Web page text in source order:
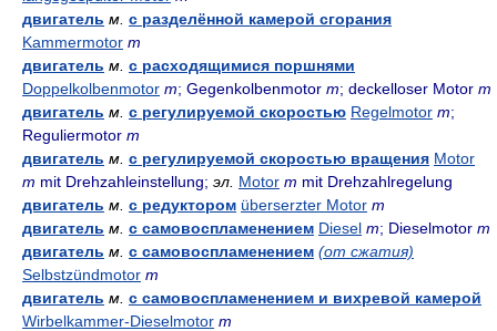
двигатель м. с разделённой камерой сгорания
Kammermotor m
двигатель м. с расходящимися поршнями
Doppelkolbenmotor m; Gegenkolbenmotor m; deckelloser Motor m
двигатель м. с регулируемой скоростью Regelmotor m;
Reguliermotor m
двигатель м. с регулируемой скоростью вращения Motor
m mit Drehzahleinstellung; эл. Motor m mit Drehzahlregelung
двигатель м. с редуктором überserzter Motor m
двигатель м. с самовоспламенением Diesel m; Dieselmotor m
двигатель м. с самовоспламенением (от сжатия)
Selbstzündmotor m
двигатель м. с самовоспламенением и вихревой камерой
Wirbelkammer-Dieselmotor m